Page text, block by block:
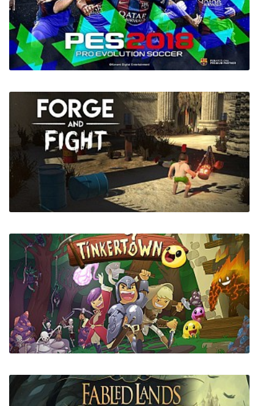
Space Haven
Pro Evolution Soccer 2018
Forge and Fight